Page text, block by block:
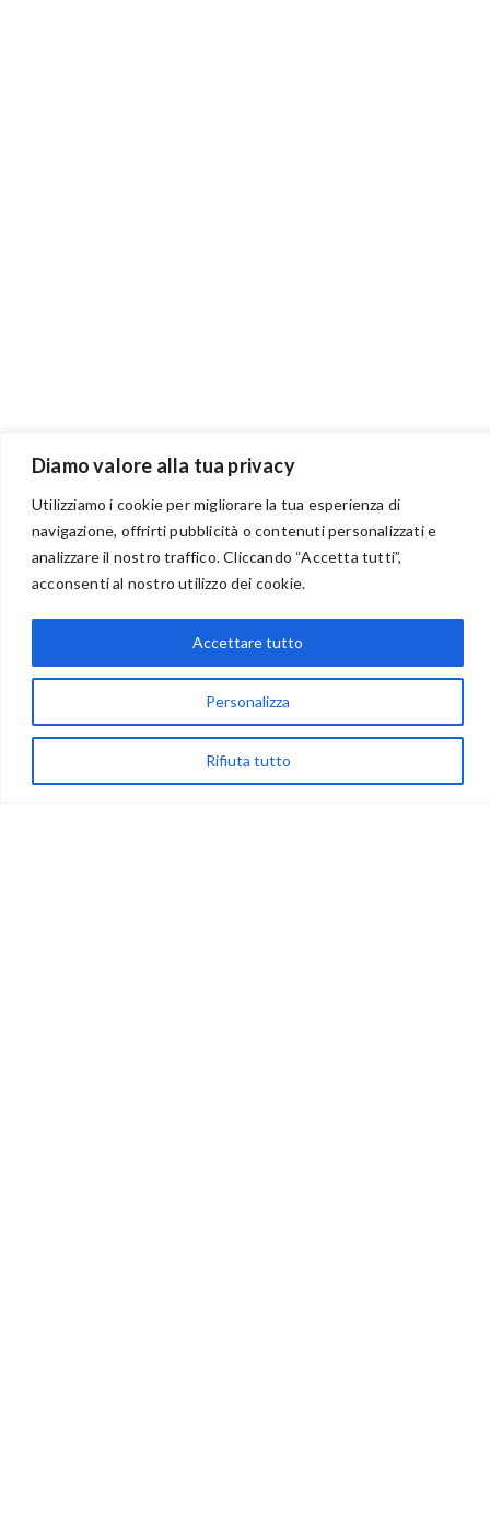
Diamo valore alla tua privacy
Utilizziamo i cookie per migliorare la tua esperienza di
navigazione, offrirti pubblicità o contenuti personalizzati e
analizzare il nostro traffico. Cliccando “Accetta tutti”,
acconsenti al nostro utilizzo dei cookie.
Personalizza
Rifiuta tutto
Accettare tutto
BENVENUTI NEL PORTALE RIVENDITORI
WhatsApp